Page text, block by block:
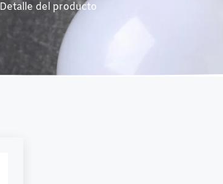
Detalle del producto